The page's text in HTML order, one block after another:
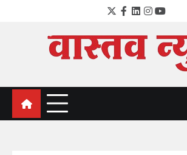
Twitter
Facebook
LinkedIn
Instagram
YouTube
VastavNEWSLive.com
a leading NEWS portal of Maharahstra